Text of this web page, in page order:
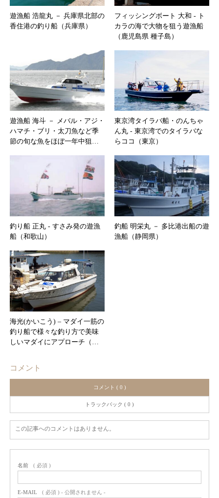
遊漁船 浩龍丸 － 兵庫県北部の
香住港の釣り船（兵庫県）
フィッシングボート 大和 ‐ ト
カラの海で大物を狙う遊漁船
（鹿児島県 種子島）
遊漁船 海斗 － メバル・アジ・
ハマチ・ブリ・太刀魚など季
節の旬な魚をほぼ一年中狙…
東京湾タイラバ船・のんちゃ
ん丸 ‐ 東京湾でのタイラバな
らココ（東京）
釣り船 正丸 ‐ すさみ発の遊漁
船（和歌山）
釣船 明栄丸 － 多比港出船の遊
漁船（静岡県）
海光(かいこう) – マダイ一筋の
釣り船で様々な釣り方で美味
しいマダイにアプローチ（…
コメント
コメント ( 0 )
トラックバック ( 0 )
この記事へのコメントはありません。
名前 ( 必須 )
E-MAIL ( 必須 ) - 公開されません -